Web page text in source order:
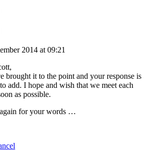
2014 at 09:21
brought it to the point and your response is
add. I hope and wish that we meet each
as possible.
for your words …